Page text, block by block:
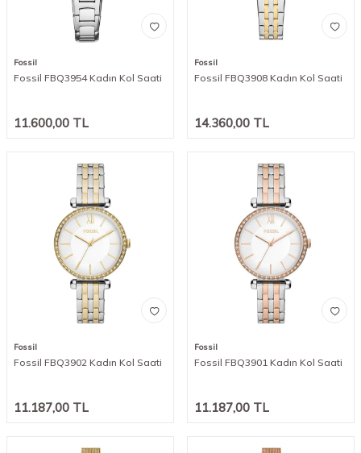
Fossil
Fossil FBQ3954 Kadın Kol Saati
11.600,00 TL
Fossil
Fossil FBQ3908 Kadın Kol Saati
14.360,00 TL
Fossil
Fossil FBQ3902 Kadın Kol Saati
11.187,00 TL
Fossil
Fossil FBQ3901 Kadın Kol Saati
11.187,00 TL